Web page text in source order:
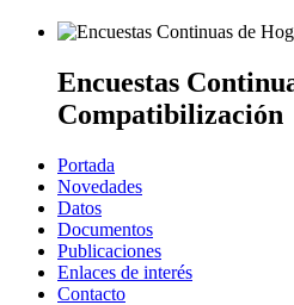
Encuestas
Compatibilización
Portada
Novedades
Datos
Documentos
Publicaciones
Enlaces de interés
Contacto